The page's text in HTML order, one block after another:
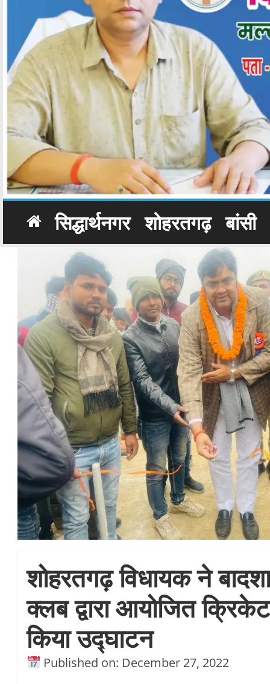
सिद्धार्थनगर शोहरतगढ़ बांसी
शोहरतगढ़ विधायक ने
क्लब द्वारा आयोजित
किया उद्घाटन
Published on: December 27, 2022